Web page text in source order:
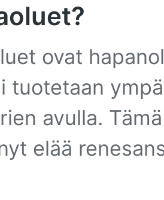
ovat
tuotetaan
avulla.
elää